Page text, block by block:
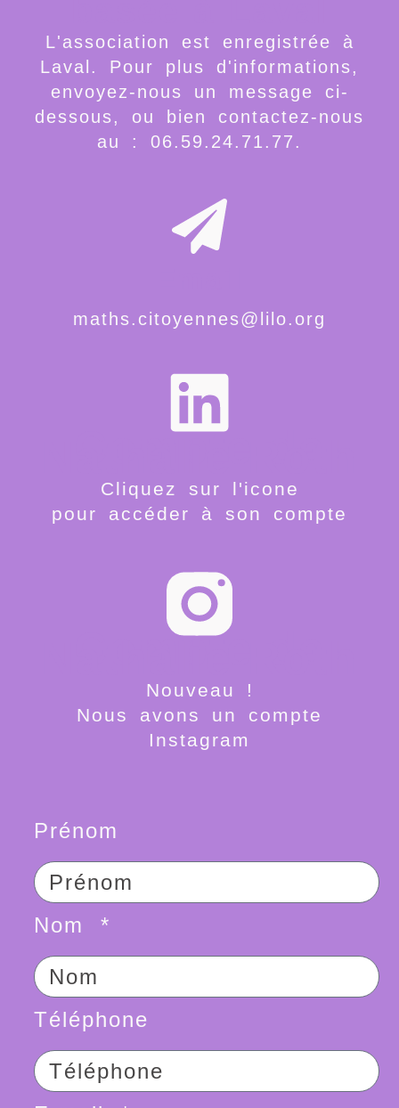
L'association est enregistrée à
Laval. Pour plus d'informations,
envoyez-nous un message ci-
dessous, ou bien contactez-nous
au : 06.59.24.71.77.
maths.citoyennes@lilo.org
Compte de
Cliquez sur l'icone
pour accéder à son compte
Compte de
Nouveau !
Nous avons un compte
Instagram
Prénom
Nom
Téléphone